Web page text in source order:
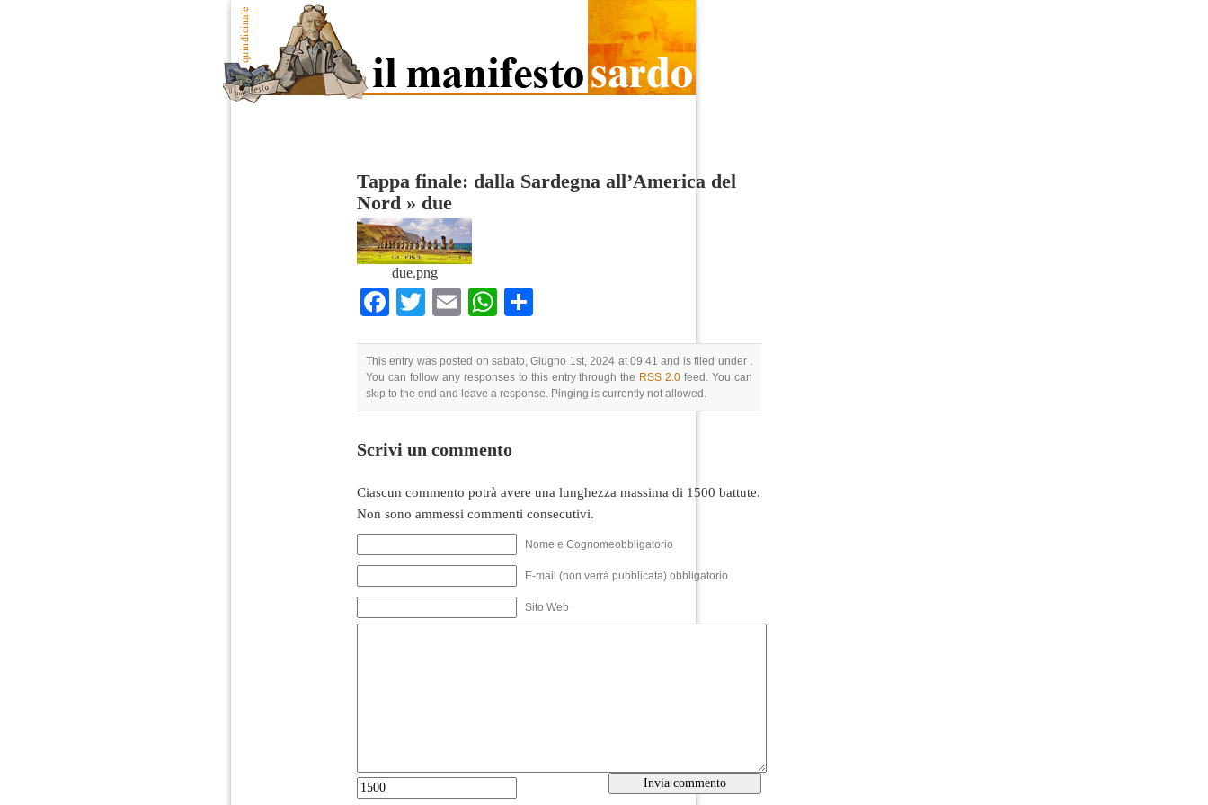
Tappa finale: dalla Sardegna all’America del
Nord » due
due.png
Facebook
TwitterEmailWhatsApp
This entry was posted on sabato, Giugno 1st, 2024 at 09:41 and is filed under .
You can follow any responses to this entry through the RSS 2.0 feed. You can
skip to the end and leave a response. Pinging is currently not allowed.
Scrivi un commento
Ciascun commento potrà avere una lunghezza massima di 1500 battute.
Non sono ammessi commenti consecutivi.
Nome e Cognomeobbligatorio
E-mail (non verrà pubblicata) obbligatorio
Sito Web